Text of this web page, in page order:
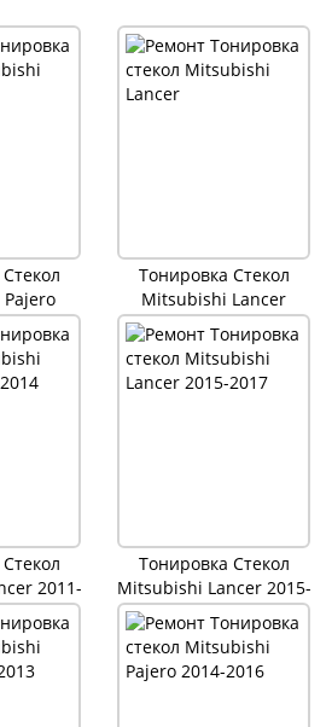
Тонировка Стекол
Mitsubishi Lancer
2011-
Тонировка Стекол
Mitsubishi Lancer 2015-
2017